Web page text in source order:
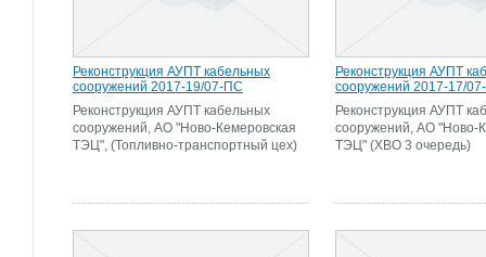
Реконструкция АУПТ кабельных
сооружений 2017-19/07-ПС
Реконструкция АУПТ кабельных
сооружений, АО "Ново-Кемеровская
ТЭЦ", (Топливно-транспортный цех)
Реконструкция АУПТ
сооружений 2017-17/
Реконструкция АУПТ
сооружений, АО "Ново-
ТЭЦ" (ХВО 3 очередь)